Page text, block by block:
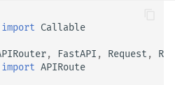
import Callable
, FastAPI , Request ,
import APIRoute